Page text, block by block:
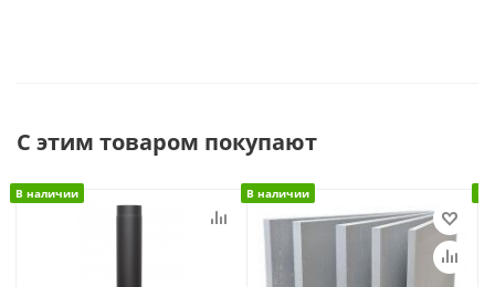
С этим товаром покупают
В наличии В наличии В